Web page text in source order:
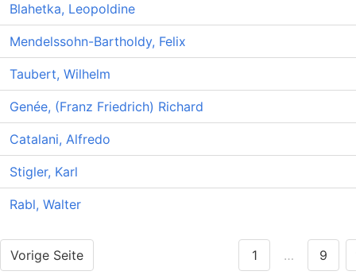
Blahetka, Leopoldine
Mendelssohn-Bartholdy, Felix
Taubert, Wilhelm
Genée, (Franz Friedrich) Richard
Catalani, Alfredo
Stigler, Karl
Rabl, Walter
Vorige Seite 1 … 9